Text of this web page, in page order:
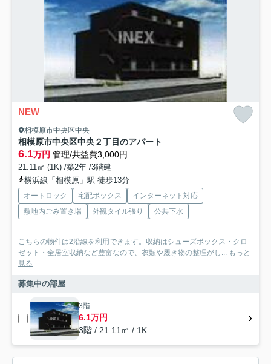
NEW
相模原市中央区中央
相模原市中央区中央２丁目のアパート
6.1万円 管理/共益費3,000円
21.11㎡ (1K) /築2年 /3階建
横浜線「相模原」駅 徒歩13分
オートロック 宅配ボックス
インターネット対応
敷地内ごみ置き場
外観タイル張り 公共下水
こちらの物件は2沿線を利用できます。収納はシューズボックス・クロ
ゼット・全居室収納など豊富なので、衣類や履き物の整理がし... もっと
見る
募集中の部屋
3階
6.1万円
3階 / 21.11㎡ / 1K